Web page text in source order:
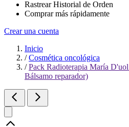
Rastrear Historial de Orden
Comprar más rápidamente
Crear una cuenta
Inicio
/ Cosmética oncológica
/ Pack Radioterapia María
Bálsamo reparador)